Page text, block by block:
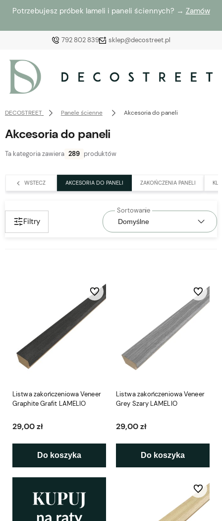
Potrzebujesz próbek lameli i paneli ściennych? → Zamów
792 802 839 sklep@decostreet.pl
Załóż konto
zaloguj się, aby przywrócić dodane produkty do listy
z poprzedniej sesji.
DECOSTREET Panele ścienne Akcesoria do paneli
Akcesoria do paneli
Ta kategoria zawiera 289 produktów
WSTECZ AKCESORIA DO PANELI ZAKOŃCZENIA PANELI
Filtry
Listwa zakończeniowa Veneer
Graphite Grafit LAMELIO
29,00 zł
Do koszyka
Do ulubionych
Listwa zakończeniowa Veneer
Grey Szary LAMELIO
29,00 zł
Do koszyka
Do
Do